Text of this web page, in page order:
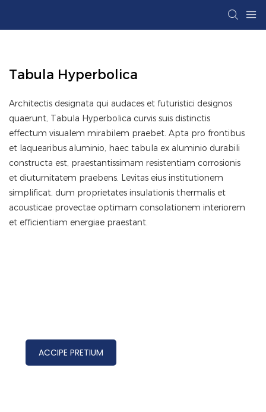
Tabula Hyperbolica
Architectis designata qui audaces et futuristici designos
quaerunt, Tabula Hyperbolica curvis suis distinctis
effectum visualem mirabilem praebet. Apta pro frontibus
et laquearibus aluminio, haec tabula ex aluminio durabili
constructa est, praestantissimam resistentiam corrosionis
et diuturnitatem praebens. Levitas eius institutionem
simplificat, dum proprietates insulationis thermalis et
acousticae provectae optimam consolationem interiorem
et efficientiam energiae praestant.
ACCIPE PRETIUM